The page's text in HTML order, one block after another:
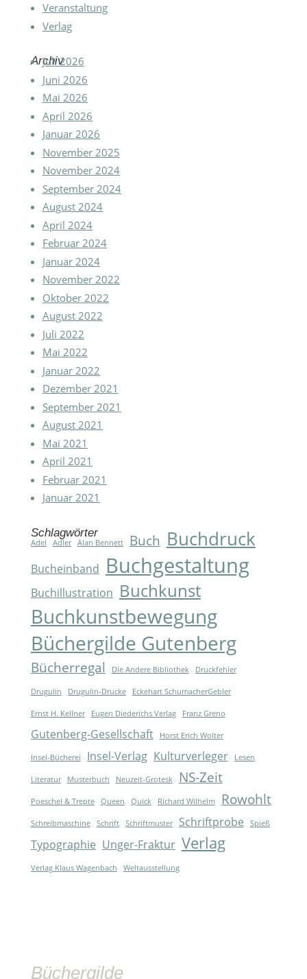
Veranstaltung
Verlag
Archiv
Juli 2026
Juni 2026
Mai 2026
April 2026
Januar 2026
November 2025
November 2024
September 2024
August 2024
April 2024
Februar 2024
Januar 2024
November 2022
Oktober 2022
August 2022
Juli 2022
Mai 2022
Januar 2022
Dezember 2021
September 2021
August 2021
Mai 2021
April 2021
Februar 2021
Januar 2021
Schlagwörter
Adel Adler Alan Bennett Buch Buchdruck
Bucheinband Buchgestaltung
Buchillustration Buchkunst
Buchkunstbewegung
Büchergilde Gutenberg
Bücherregal Die Andere Bibliothek Druckfehler
Drugulin Drugulin-Drucke Eckehart SchumacherGebler
Ernst H. Kellner Eugen Diederichs Verlag Franz Greno
Gutenberg-Gesellschaft Horst Erich Wolter
Insel-Bücherei Insel-Verlag Kulturverleger Lesen
Literatur Musterbuch Neuzeit-Grotesk NS-Zeit
Poeschel & Trepte Queen Quick Richard Wilhelm Rowohlt
Schreibmaschine Schrift Schriftmuster Schriftprobe Spieß
Typographie Unger-Fraktur Verlag
Verlag Klaus Wagenbach Weltausstellung
Büchergilde